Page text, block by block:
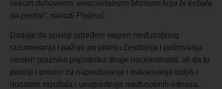
nekom duhovnom, emocionalnom blizinom koja bi trebala
da postoji“, navodi Plojović.
Dodaje da postoji određeni stepen međusobnog
razumevanja i pažnje po pitanju čestitanja i poštovanja
verskih praznika pripadnika druge nacionalnosti, ali da tu
postoji i prostor za napredovanje i ostvarivanje boljih i
dodatnih razultata i unapređenje međusobnih odnosa.